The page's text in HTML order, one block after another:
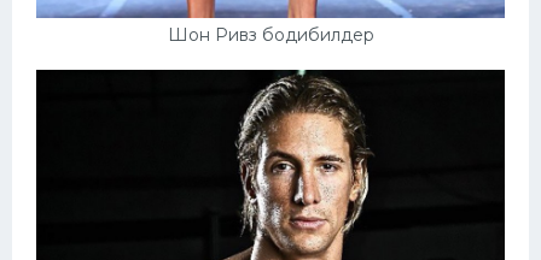
Шон Ривз бодибилдер